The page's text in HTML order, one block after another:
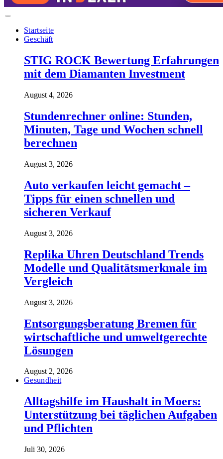
Startseite
Geschäft
STIG ROCK Bewertung Erfahrungen
mit dem Diamanten Investment
August 4, 2026
Stundenrechner online: Stunden,
Minuten, Tage und Wochen schnell
berechnen
August 3, 2026
Auto verkaufen leicht gemacht –
Tipps für einen schnellen und
sicheren Verkauf
August 3, 2026
Replika Uhren Deutschland Trends
Modelle und Qualitätsmerkmale im
Vergleich
August 3, 2026
Entsorgungsberatung Bremen für
wirtschaftliche und umweltgerechte
Lösungen
August 2, 2026
Gesundheit
Alltagshilfe im Haushalt in Moers:
Unterstützung bei täglichen Aufgaben
und Pflichten
Juli 30, 2026